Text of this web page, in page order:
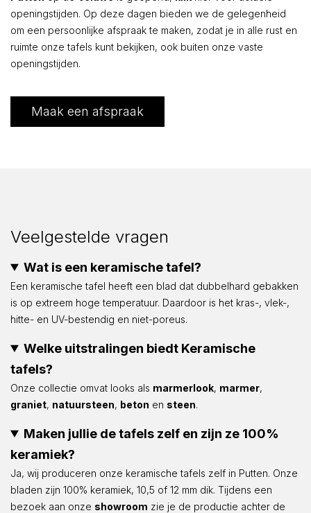
openingstijden. Op deze dagen bieden we de gelegenheid
om een persoonlijke afspraak te maken, zodat je in alle rust en
ruimte onze tafels kunt bekijken, ook buiten onze vaste
openingstijden.
Maak een afspraak
Veelgestelde vragen
Wat is een keramische tafel?
Een keramische tafel heeft een blad dat dubbelhard gebakken
is op extreem hoge temperatuur. Daardoor is het kras-, vlek-,
hitte- en UV-bestendig en niet-poreus.
Welke uitstralingen biedt Keramische
tafels?
Onze collectie omvat looks als marmerlook, marmer,
graniet, natuursteen, beton en steen.
Maken jullie de tafels zelf en zijn ze 100%
keramiek?
Ja, wij produceren onze keramische tafels zelf in Putten. Onze
bladen zijn 100% keramiek, 10,5 of 12 mm dik. Tijdens een
bezoek aan onze showroom zie je de productie achter de